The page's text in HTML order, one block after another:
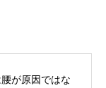
腰が原因ではな